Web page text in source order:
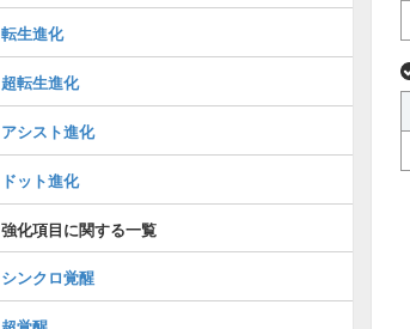
転生進化
超転生進化
アシスト進化
ドット進化
強化項目に関する一覧
シンクロ覚醒